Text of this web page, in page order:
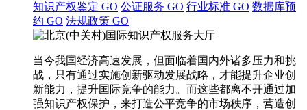
知识产权鉴定 GO 公证服务 GO 行业标准 GO 数据库预
约 GO 法规政策 GO
当今我国经济高速发展，但面临着国内外诸多压力和挑
战，只有通过实施创新驱动发展战略，才能提升企业创
新能力，提升国际竞争的能力。而这些都离不开通过加
强知识产权保护，来打造公平竞争的市场秩序，营造创